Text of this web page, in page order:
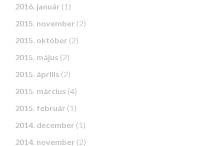
2016. január (1)
2015. november (2)
2015. október (2)
2015. május (2)
2015. április (2)
2015. március (4)
2015. február (1)
2014. december (1)
2014. november (2)